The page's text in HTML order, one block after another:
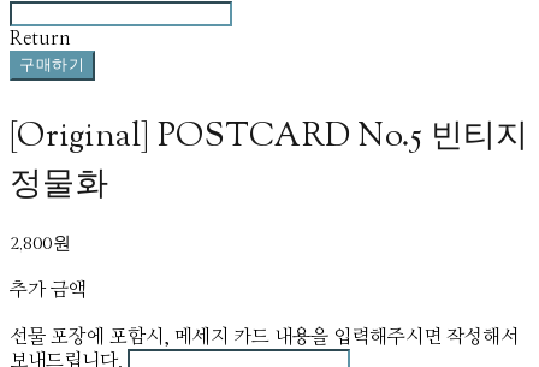
Return
구매하기
[Original] POSTCARD No.5 빈티지
정물화
2,800원
추가 금액
선물 포장에 포함시, 메세지 카드 내용을 입력해주시면 작성해서
보내드립니다.